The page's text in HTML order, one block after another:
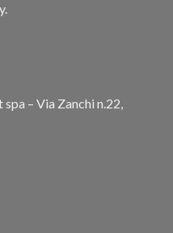
– Via Zanchi n.22,